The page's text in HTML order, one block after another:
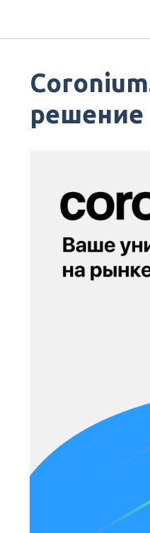
решение